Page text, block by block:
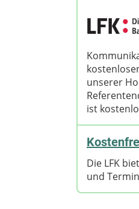
unserer
ist
Die LFK
und